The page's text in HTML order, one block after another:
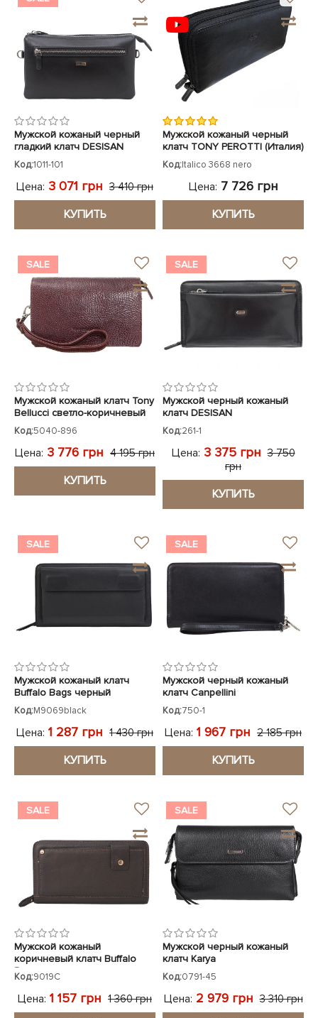
Показать все
Показать все
ЧЕХЛЫ ДЛЯ НОУТБУКОВ
Показать все
Мужской кожаный черный
гладкий клатч DESISAN
Код:1011-101
Цена: 3 071 грн 3 410 грн
КУПИТЬ
Мужской кожаный черный
клатч TONY PEROTTI (Италия)
Код:Italico 3668 nero
Цена: 7 726 грн
КУПИТЬ
SALE
Мужской кожаный клатч Tony
Bellucci светло-коричневый
Код:5040-896
Цена: 3 776 грн 4 195 грн
КУПИТЬ
SALE
Мужской черный кожаный
клатч DESISAN
Код:261-1
Цена: 3 375 грн 3 750
грн
КУПИТЬ
SALE
Мужской кожаный клатч
Buffalo Bags черный
Код:M9069black
Цена: 1 287 грн 1 430 грн
КУПИТЬ
SALE
Мужской черный кожаный
клатч Canpellini
Код:750-1
Цена: 1 967 грн 2 185 грн
КУПИТЬ
SALE
Мужской кожаный
коричневый клатч Buffalo
Bags
Код:9019C
Цена: 1 157 грн 1 360 грн
SALE
Мужской черный кожаный
клатч Karya
Код:0791-45
Цена: 2 979 грн 3 310 грн